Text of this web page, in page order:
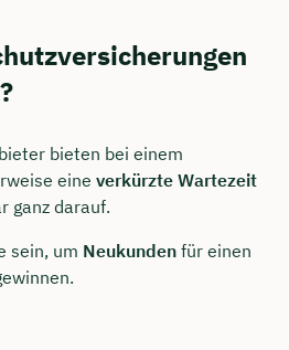
bieten bei einem
eine verkürzte Wartezeit
ganz darauf.
sein, um Neukunden für einen